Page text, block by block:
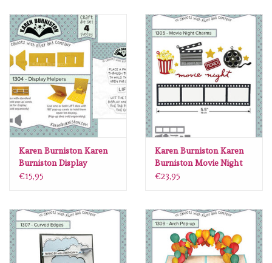
Purple Onion Designs
Kleurboeken
Cadeaubonnen
Karen Burniston Karen
Burniston Display
Helpers die & stamp set
€15,95
Karen Burniston Karen
Burniston Movie Night
Charms 1305
€23,95